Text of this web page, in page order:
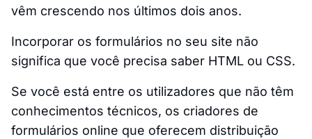
vêm crescendo nos últimos dois anos.
Incorporar os formulários no seu site não
significa que você precisa saber HTML ou CSS.
Se você está entre os utilizadores que não têm
conhecimentos técnicos, os criadores de
formulários online que oferecem distribuição